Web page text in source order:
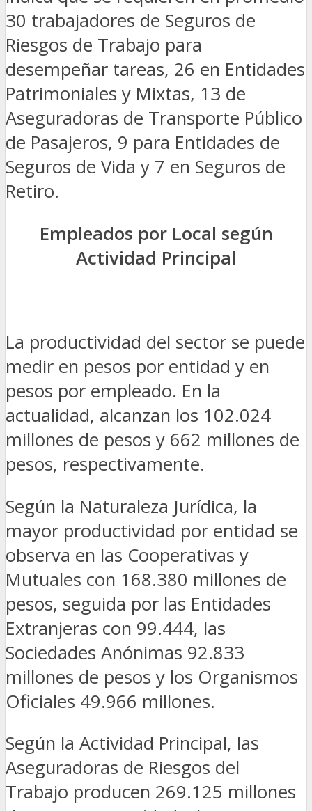
30 trabajadores de Seguros de
Riesgos de Trabajo para
desempeñar tareas, 26 en Entidades
Patrimoniales y Mixtas, 13 de
Aseguradoras de Transporte Público
de Pasajeros, 9 para Entidades de
Seguros de Vida y 7 en Seguros de
Retiro.
Empleados por Local según
Actividad Principal
La productividad del sector se puede
medir en pesos por entidad y en
pesos por empleado. En la
actualidad, alcanzan los 102.024
millones de pesos y 662 millones de
pesos, respectivamente.
Según la Naturaleza Jurídica, la
mayor productividad por entidad se
observa en las Cooperativas y
Mutuales con 168.380 millones de
pesos, seguida por las Entidades
Extranjeras con 99.444, las
Sociedades Anónimas 92.833
millones de pesos y los Organismos
Oficiales 49.966 millones.
Según la Actividad Principal, las
Aseguradoras de Riesgos del
Trabajo producen 269.125 millones